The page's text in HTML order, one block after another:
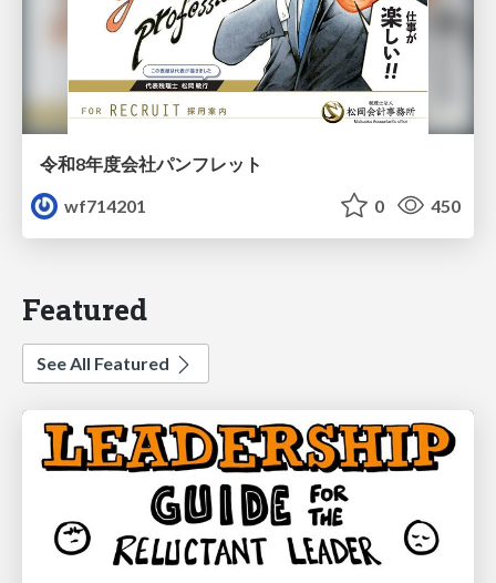
令和8年度会社パンフレット
wf714201
0 450
Featured
See All Featured